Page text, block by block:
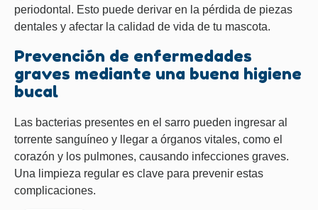
periodontal. Esto puede derivar en la pérdida de piezas
dentales y afectar la calidad de vida de tu mascota.
Prevención de enfermedades
graves mediante una buena higiene
bucal
Las bacterias presentes en el sarro pueden ingresar al
torrente sanguíneo y llegar a órganos vitales, como el
corazón y los pulmones, causando infecciones graves.
Una limpieza regular es clave para prevenir estas
complicaciones.